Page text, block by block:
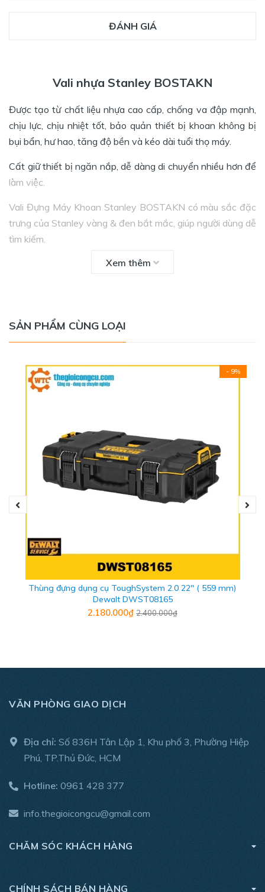
ĐÁNH GIÁ
Vali nhựa Stanley BOSTAKN
Được tạo từ chất liệu nhựa cao cấp, chống va đập mạnh,
chịu lực, chịu nhiệt tốt, bảo quản thiết bị khoan không bị
bụi bẩn, hư hao, tăng độ bền và kéo dài tuổi thọ máy.
Cất giữ thiết bị ngăn nắp, dễ dàng di chuyển nhiều hơn để
làm việc.
Vali Đựng Máy Khoan Stanley BOSTAKN có màu sắc đặc
trưng của Stanley vàng & đen bắt mắc, giúp người dùng dễ
tìm kiếm.
THÔNG SỐ KỸ THUẬT
- Chất liệu: Nhựa cao cấp
- Khóa: Nhựa
Xem thêm
SẢN PHẨM CÙNG LOẠI
- 9%
Thùng đựng dụng cụ ToughSystem 2.0 22" ( 559 mm)
Dewalt DWST08165
2.180.000₫ 2.400.000₫
VĂN PHÒNG GIAO DỊCH
Địa chỉ: Số 836H Tân Lập 1, Khu phố 3, Phường Hiệp
Phú, TP.Thủ Đức, HCM
Hotline: 0961 428 377
info.thegioicongcu@gmail.com
CHĂM SÓC KHÁCH HÀNG
CHÍNH SÁCH BÁN HÀNG